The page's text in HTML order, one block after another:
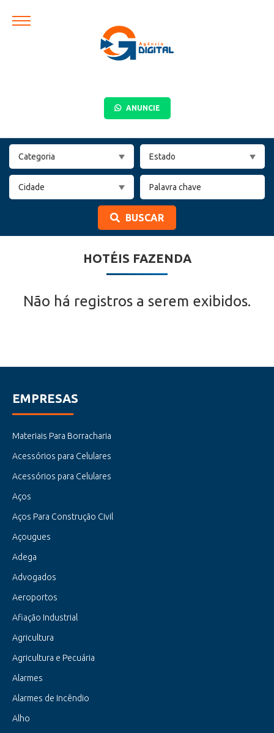
ANUNCIE
BUSCAR
HOTÉIS FAZENDA
Não há registros a serem exibidos.
EMPRESAS
Materiais Para Borracharia
Acessórios para Celulares
Acessórios para Celulares
Aços
Aços Para Construção Civil
Açougues
Adega
Advogados
Aeroportos
Afiação Industrial
Agricultura
Agricultura e Pecuária
Alarmes
Alarmes de Incêndio
Alho